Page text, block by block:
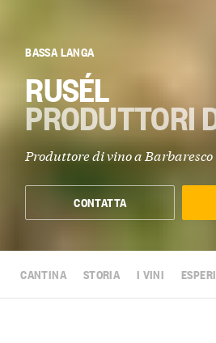
BASSA LANGA
RUSÉL
PRODUTTORI
Produttore di vino a Barbaresco
CONTATTA
CANTINA STORIA I VINI